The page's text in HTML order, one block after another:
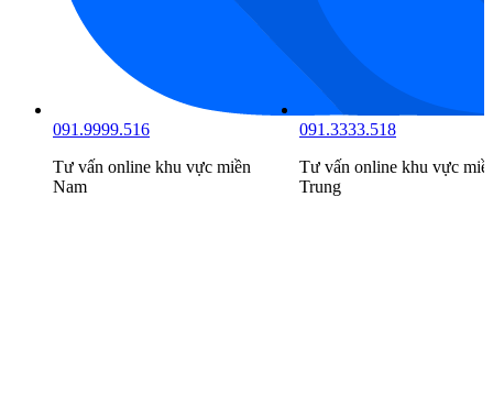
091.9999.516
Tư vấn online khu vực miền
Nam
091.3333.518
Tư vấn online khu vực
Trung